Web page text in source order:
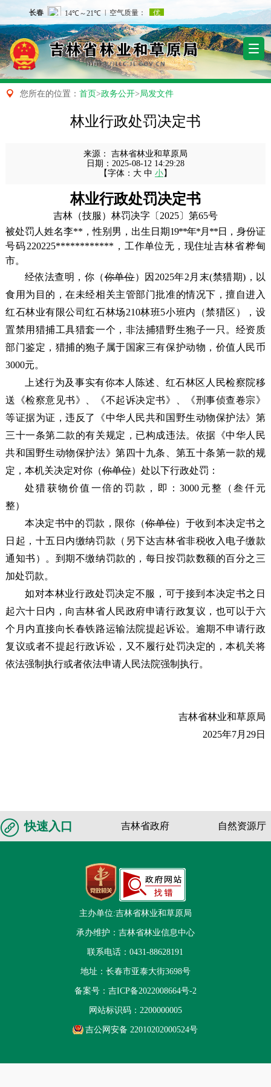
 您所在的位置： 首页>政务公开> 局发文件
林业行政处罚决定书​
来源：
吉林省林业和草原局
日期： 2025-08-12 14:29:28
【字体： 大 中 小】
林业行政处罚决定书
吉林（技服）林罚决字〔2025〕第65号
被处罚人姓名李**，性别男，出生日期19**年*月**日 ，身份证
号码220225************， 工作单位无，现住址吉林省桦甸
市。
经依法查明，你（你单位）因2025年2月末(禁猎期) ， 以
食用为目的 ，在未经相关主管部门批准的情况下，擅自进入
红石林业有限公司红石林场210林班5小班内（禁猎区），设
置禁用猎捕工具猎套一个，非法捕猎野生狍子一只。经资质
部门鉴定，猎捕的狍子属于国家三有保护动物，价值人民币
3000元。
上述行为及事实有你本人陈述、红石林区人民检察院移
送《检察意见书》、《不起诉决定书》、《刑事侦查卷宗》
等证据为证，违反了
《中华人民共和国野生动物保护法》第
三十一条第二款的有关规定 ，已构成违法。依据《中华人民
共和国野生动物保护法》第四十九条、第五十条第一款的规
定，本机关决定对你（你单位）处以下行政处罚：
处猎获物价值 一倍的罚款，即：3000元整（叁仟元
整）
本决定书中的罚款，限你（你单位）于收到本决定书之
日起，十五日内缴纳罚款（另下达吉林省非税收入电子缴款
通知书）。到期不缴纳罚款的，每日按罚款数额的百分之三
加处罚款。
如对本林业行政处罚决定不服，可于接到本决定书之日
起六十日内，向吉林省人民政府申请行政复议，也可以于六
个月内直接向长春铁路运输法院提起诉讼。逾期不申请行政
复议或者不提起行政诉讼，又不履行处罚决定的，本机关将
依法强制执行或者依法申请人民法院强制执行。
吉林省林业和草原局
2025年7月29日
快速入口 吉林省政府 自然资源厅
主办单位:吉林省林业和草原局
承办维护：吉林省林业信息中心
联系电话：0431-88628191
地址：长春市亚泰大街3698号
备案号： 吉ICP备2022008664号-2
网站标识码：2200000005
吉公网安备 22010202000524号